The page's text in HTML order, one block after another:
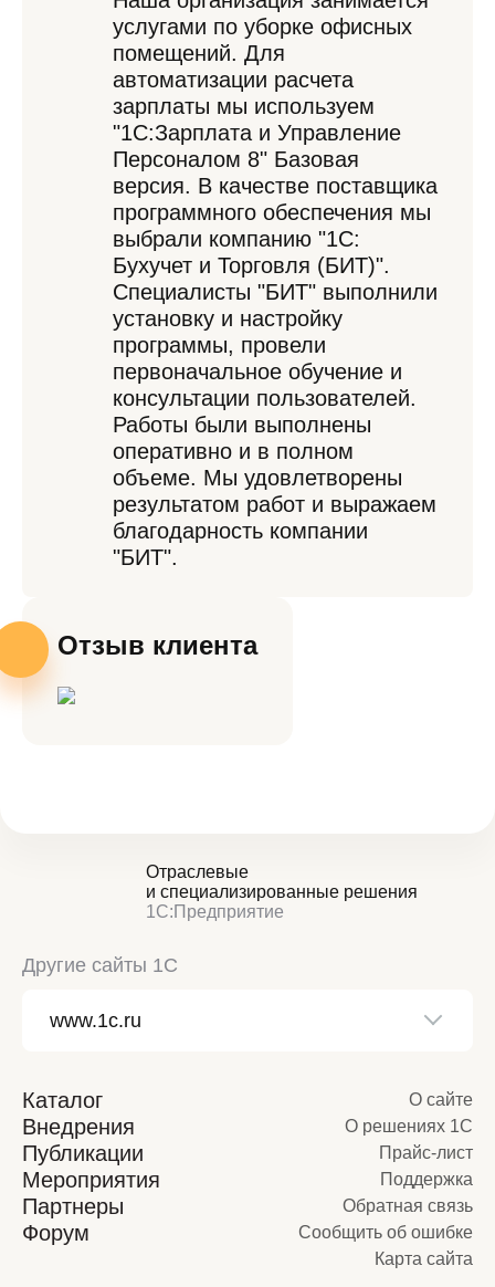
услугами по уборке офисных
помещений. Для
автоматизации расчета
зарплаты мы используем
"1С:Зарплата и Управление
Персоналом 8" Базовая
версия. В качестве поставщика
программного обеспечения мы
выбрали компанию "1С:
Бухучет и Торговля (БИТ)".
Специалисты "БИТ" выполнили
установку и настройку
программы, провели
первоначальное обучение и
консультации пользователей.
Работы были выполнены
оперативно и в полном
объеме. Мы удовлетворены
результатом работ и выражаем
благодарность компании
"БИТ".
Отзыв клиента
Отраслевые
и специализированные решения
1С:Предприятие
Другие сайты 1С
Каталог
Внедрения
Публикации
Мероприятия
Партнеры
Форум
О сайте
О решениях 1С
Прайс-лист
Поддержка
Обратная связь
Сообщить об ошибке
Карта сайта